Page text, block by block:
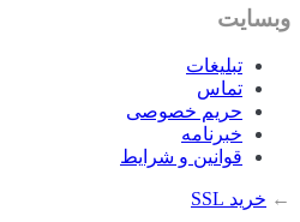
وبسایت
تبلیغات
تماس
حریم خصوصی
خبرنامه
قوانین و شرایط
← خرید SSL